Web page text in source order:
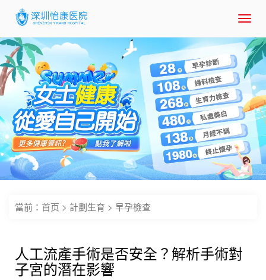
當前： 首页 > 計劃生育 > 早孕檢查
人工流產手術是否安全？解析手術對
子宮的潛在影響